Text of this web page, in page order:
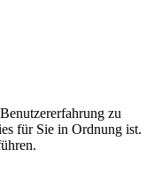
zu
für Sie in Ordnung ist.